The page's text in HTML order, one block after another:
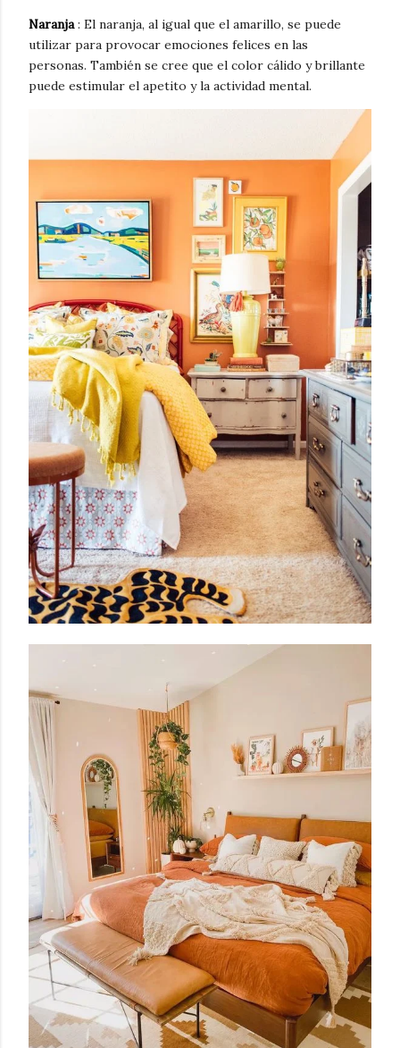
Naranja: El naranja, al igual que el amarillo, se puede
utilizar para provocar emociones felices en las
personas. También se cree que el color cálido y brillante
puede estimular el apetito y la actividad mental.